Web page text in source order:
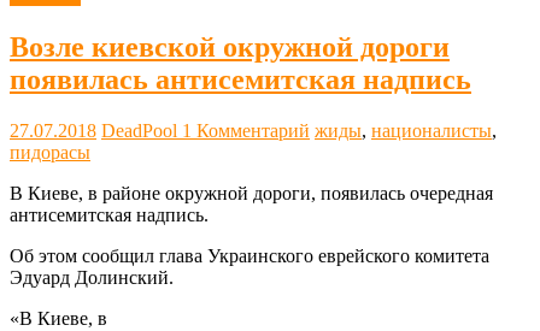
Возле киевской окружной дороги
появилась антисемитская надпись
27.07.2018 DeadPool 1 Комментарий жиды, националисты,
пидорасы
В Киеве, в районе окружной дороги, появилась очередная
антисемитская надпись.
Об этом сообщил глава Украинского еврейского комитета
Эдуард Долинский.
«В Киеве, в